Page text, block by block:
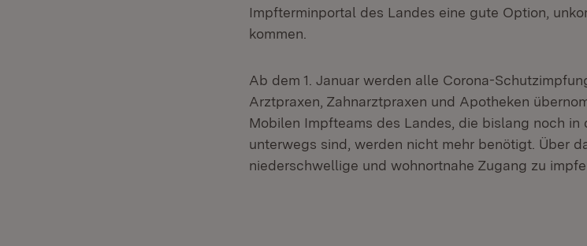
Impfterminportal des Landes eine gute Option,
kommen.
Ab dem 1. Januar werden alle Corona-
Arztpraxen, Zahnarztpraxen und Apotheken
Mobilen Impfteams des Landes, die bislang noch
unterwegs sind, werden nicht mehr benötigt. Über
niederschwellige und wohnortnahe Zugang zu